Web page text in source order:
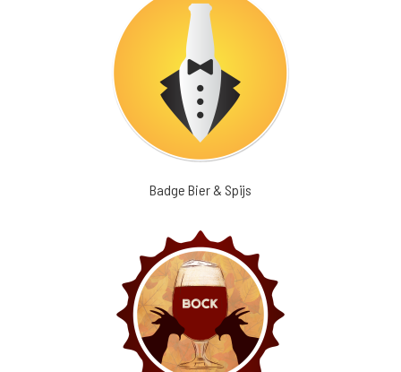
Badge Bier & Spijs